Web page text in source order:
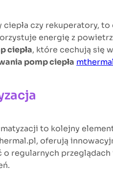
ciepła czy rekuperatory,
energię z
ciepła, które cechują się
pomp ciepła
to kolejny
oferują
regularnych przeglądach